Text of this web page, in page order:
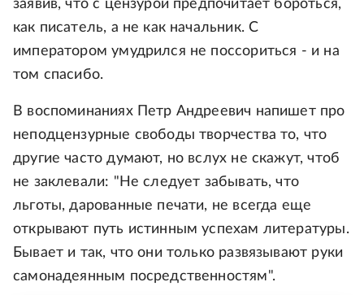
заявив, что с цензурой предпочитает бороться,
как писатель, а не как начальник. С
императором умудрился не поссориться - и на
том спасибо.
В воспоминаниях Петр Андреевич напишет про
неподцензурные свободы творчества то, что
другие часто думают, но вслух не скажут, чтоб
не заклевали: "Не следует забывать, что
льготы, дарованные печати, не всегда еще
открывают путь истинным успехам литературы.
Бывает и так, что они только развязывают руки
самонадеянным посредственностям".